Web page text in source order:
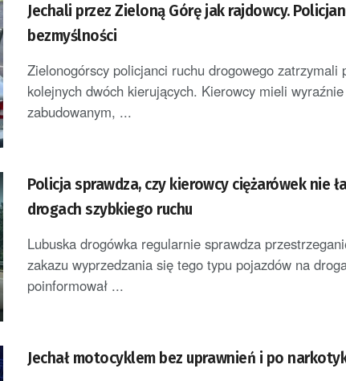
Jechali przez Zieloną Górę jak rajdowcy.
bezmyślności
Zielonogórscy policjanci ruchu drogowego zatrzymali
kolejnych dwóch kierujących. Kierowcy mieli
zabudowanym, ...
Policja sprawdza, czy kierowcy ciężarówek nie
drogach szybkiego ruchu
Lubuska drogówka regularnie sprawdza
zakazu wyprzedzania się tego typu pojazdów na
poinformował ...
Jechał motocyklem bez uprawnień i po